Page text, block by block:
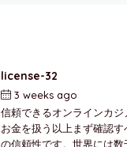
license-32
3 weeks ago
信頼できるオンラインカ
お金を扱う以上まず確認
の信頼性です。世界には